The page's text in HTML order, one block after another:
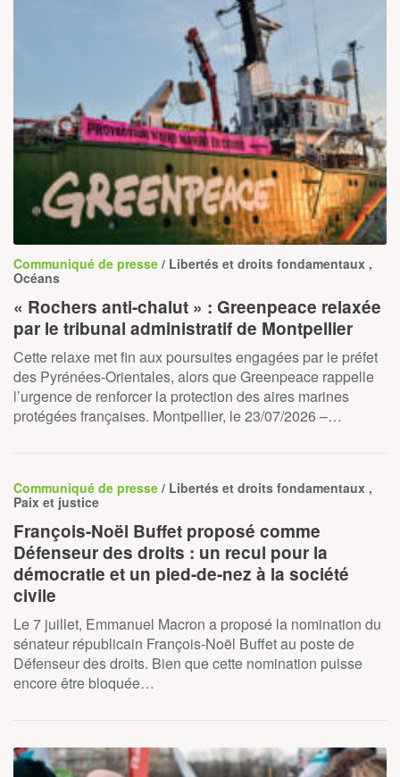
Communiqué de presse / Libertés et droits fondamentaux ,
Océans
« Rochers anti-chalut » : Greenpeace relaxée
par le tribunal administratif de Montpellier
Cette relaxe met fin aux poursuites engagées par le préfet
des Pyrénées-Orientales, alors que Greenpeace rappelle
l’urgence de renforcer la protection des aires marines
protégées françaises. Montpellier, le 23/07/2026 –…
Communiqué de presse / Libertés et droits fondamentaux ,
Paix et justice
François-Noël Buffet proposé comme
Défenseur des droits : un recul pour la
démocratie et un pied-de-nez à la société
civile
Le 7 juillet, Emmanuel Macron a proposé la nomination du
sénateur républicain François-Noël Buffet au poste de
Défenseur des droits. Bien que cette nomination puisse
encore être bloquée…